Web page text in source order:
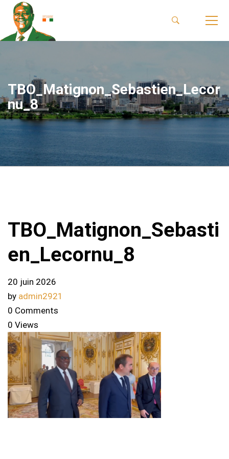
TBO_Matignon_Sebastien_Lecor
nu_8
TBO_Matignon_Sebasti
en_Lecornu_8
20 juin 2026
by admin2921
0 Comments
0 Views